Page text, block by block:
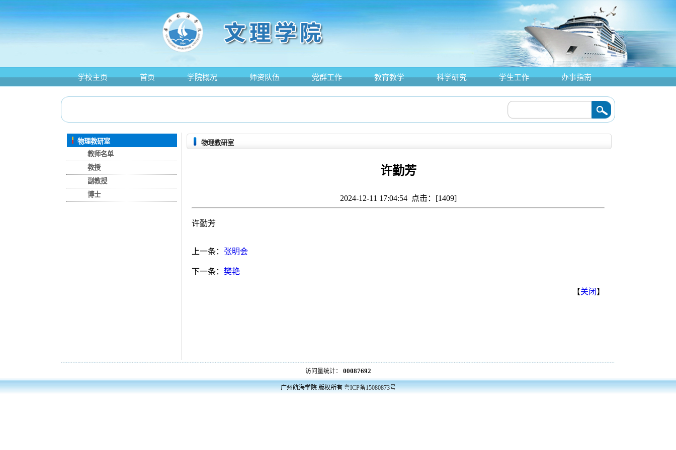
学校主页 首页 学院概况 师资队伍 党群工作 教育教学 科学研究 学生工作 办事指南
物理教研室
教师名单
教授
副教授
博士
物理教研室
许勤芳
2024-12-11 17:04:54 点击：[1409]
许勤芳
上一条： 张明会
下一条： 樊艳
【关闭 】
访问量统计： 00087692
广州航海学院版权所有粤ICP备15080873号